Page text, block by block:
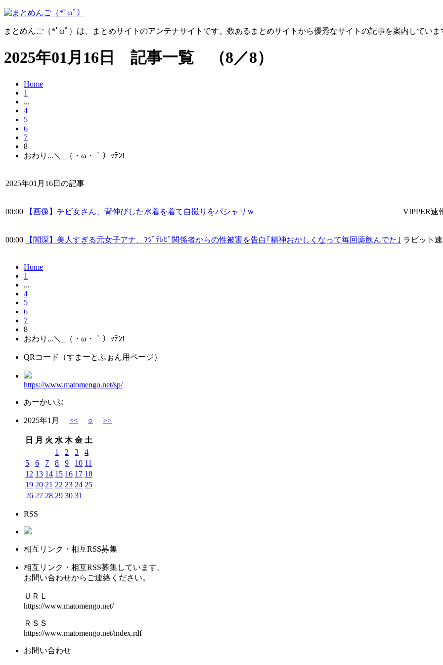
まとめんご（*ﾟωﾟ）は、まとめサイトのアンテナサイトです。数あるまとめサイトから優秀なサイトの記事を案内していま
2025年01月16日 記事一覧 （8／8）
Home
1
...
4
5
6
7
8
おわり...＼_（・ω・｀）ｯﾃﾝ!
2025年01月16日の記事
00:00 【画像】チビ女さん、背伸びした水着を着て自撮りをパシャリｗ VIPPER速
00:00 【闇深】美人すぎる元女子アナ、ﾌｼﾞﾃﾚﾋﾞ関係者からの性被害を告白｢精神おかしくなって毎回薬飲んでた｣ ラビット
Home
1
...
4
5
6
7
8
おわり...＼_（・ω・｀）ｯﾃﾝ!
QRコード（すまーとふぉん用ページ）
https://www.matomengo.net/sp/
あーかいぶ
2025年1月 << ○ >>
日 月 火 水 木 金 土
1
2 3
4
5
6 7 8 9 10 11
12 13 14 15 16 17 18
19 20 21 22 23 24 25
26 27 28 29 30 31
RSS
相互リンク・相互RSS募集
相互リンク・相互RSS募集しています。
お問い合わせからご連絡ください。
ＵＲＬ
https://www.matomengo.net/
ＲＳＳ
https://www.matomengo.net/index.rdf
お問い合わせ